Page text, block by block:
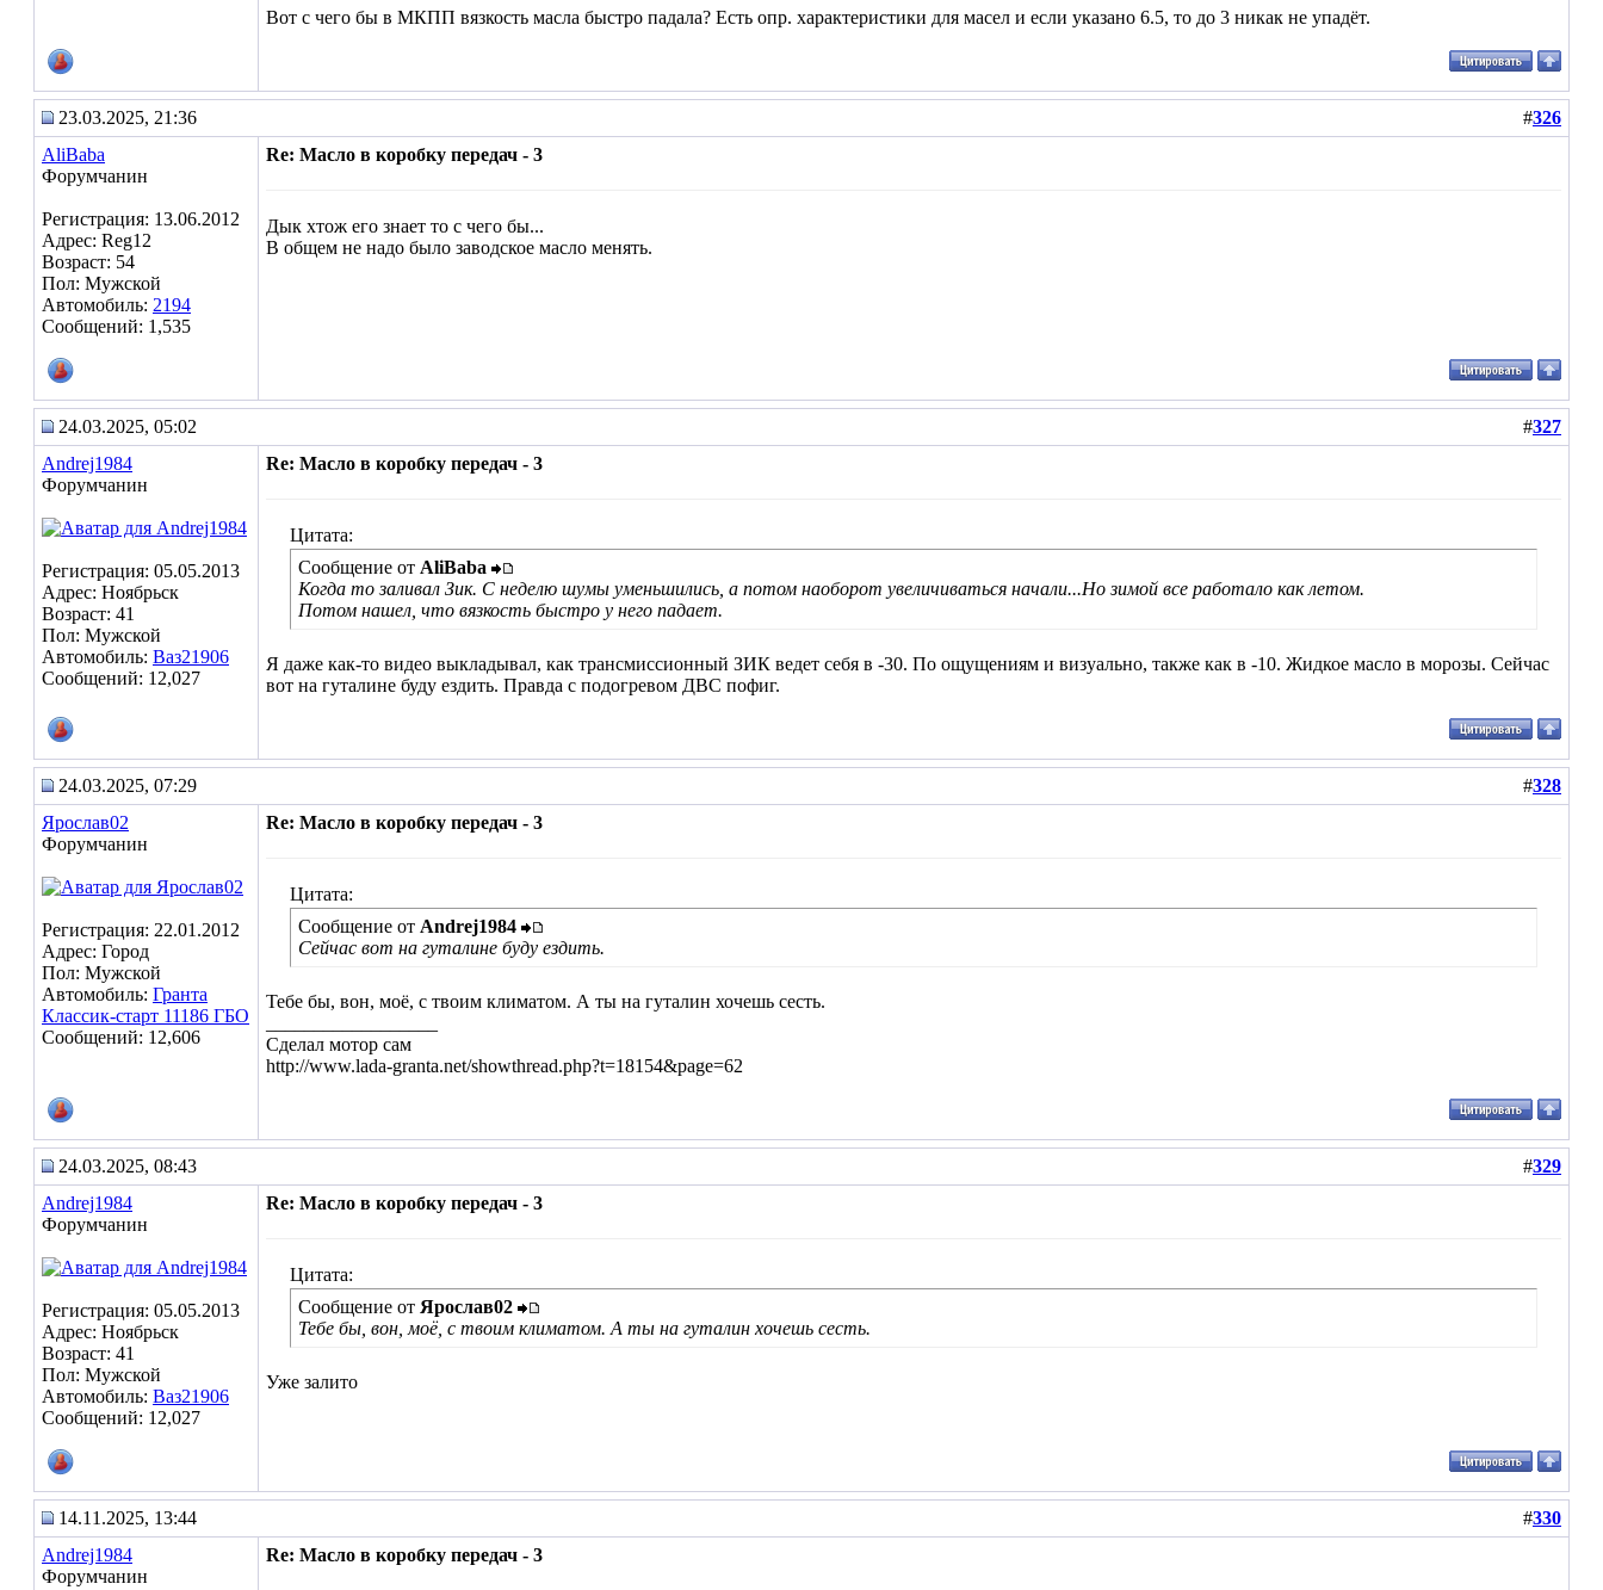
Вот с чего бы в МКПП вязкость масла быстро падала? Есть опр. характеристики для масел и если указано 6.5, то до 3 никак не упадёт.
23.03.2025, 21:36 #326
AliBaba
Форумчанин
Регистрация: 13.06.2012
Адрес: Reg12
Возраст: 54
Пол: Мужской
Автомобиль: 2194
Сообщений: 1,535
Re: Масло в коробку передач - 3
Дык хтож его знает то с чего бы...
В общем не надо было заводское масло менять.
24.03.2025, 05:02 #327
Andrej1984
Форумчанин
Регистрация: 05.05.2013
Адрес: Ноябрьск
Возраст: 41
Пол: Мужской
Автомобиль: Ваз21906
Сообщений: 12,027
Re: Масло в коробку передач - 3
Цитата:
Сообщение от AliBaba
Когда то заливал Зик. С неделю шумы уменьшились, а потом наоборот увеличиваться начали...Но зимой все работало как летом.
Потом нашел, что вязкость быстро у него падает.
Я даже как-то видео выкладывал, как трансмиссионный ЗИК ведет себя в -30. По ощущениям и визуально, также как в -10. Жидкое масло в морозы. Сейчас
вот на гуталине буду ездить. Правда с подогревом ДВС пофиг.
24.03.2025, 07:29 #328
Ярослав02
Форумчанин
Регистрация: 22.01.2012
Адрес: Город
Пол: Мужской
Автомобиль: Гранта
Классик-старт 11186 ГБО
Сообщений: 12,606
Re: Масло в коробку передач - 3
Цитата:
Сообщение от Andrej1984
Сейчас вот на гуталине буду ездить.
Тебе бы, вон, моё, с твоим климатом. А ты на гуталин хочешь сесть.
Сделал мотор сам
http://www.lada-granta.net/showthread.php?t=18154&page=62
24.03.2025, 08:43 #329
Andrej1984
Форумчанин
Регистрация: 05.05.2013
Адрес: Ноябрьск
Возраст: 41
Пол: Мужской
Автомобиль: Ваз21906
Сообщений: 12,027
Re: Масло в коробку передач - 3
Цитата:
Сообщение от Ярослав02
Тебе бы, вон, моё, с твоим климатом. А ты на гуталин хочешь сесть.
Уже залито
14.11.2025, 13:44 #330
Andrej1984
Форумчанин
Re: Масло в коробку передач - 3